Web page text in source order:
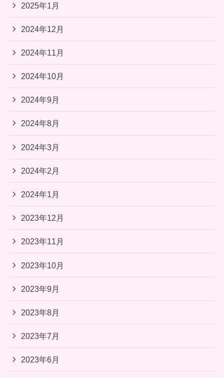
2025年1月
2024年12月
2024年11月
2024年10月
2024年9月
2024年8月
2024年3月
2024年2月
2024年1月
2023年12月
2023年11月
2023年10月
2023年9月
2023年8月
2023年7月
2023年6月